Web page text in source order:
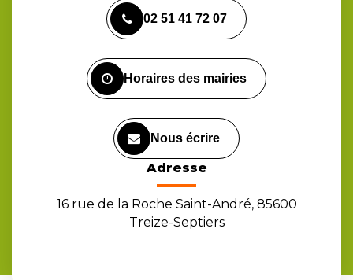
le
compte
le
compte
la
chaîne
02 51 41 72 07
Horaires des mairies
Nous écrire
Adresse
16 rue de la Roche Saint-André, 85600
Treize-Septiers